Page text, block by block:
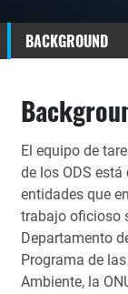
BACKGROUND
El equipo de
de los ODS
entidades que
trabajo oficioso
Departamento
Programa de
Ambiente, la